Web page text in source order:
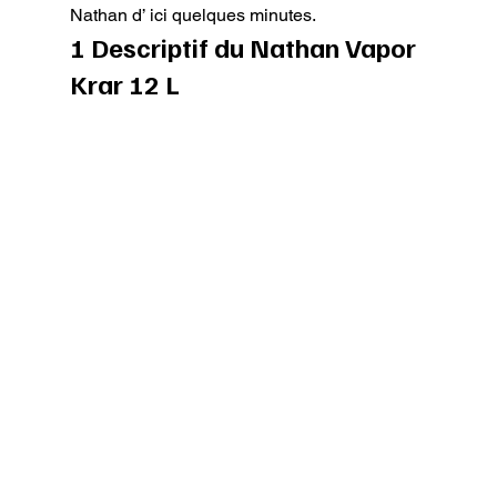
Nathan d’ ici quelques minutes.
1 Descriptif du Nathan Vapor
Krar 12 L